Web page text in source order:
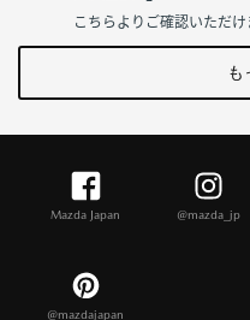
こちらよりご確認いただ
も
Mazda Japan @mazda_jp
@mazdajapan